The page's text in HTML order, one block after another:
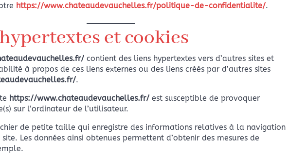
https://www.chateaudevauchelles.fr/politique-de-confidentialite/.
et cookies
contient des liens hypertextes vers d’autres sites et
à propos de ces liens externes ou des liens créés par d’autres sites
.
https://www.chateaudevauchelles.fr/ est susceptible de provoquer
sur l’ordinateur de l’utilisateur.
de petite taille qui enregistre des informations relatives à la navigation
Les données ainsi obtenues permettent d’obtenir des mesures de